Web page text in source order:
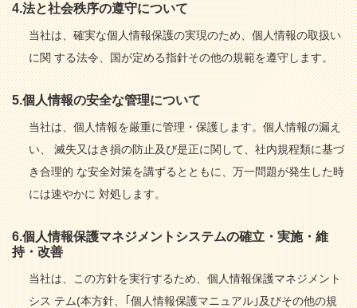
4.法と社会秩序の遵守について
当社は、確実な個人情報保護の実現のため、個人情報の取扱い
に関 する法令、国が定める指針その他の規範を遵守します。
5.個人情報の安全な管理について
当社は、個人情報を厳重に管理・保護します。個人情報の漏え
い、 滅失又はき損の防止及び是正に関して、社内規程類に基づ
き合理的 な安全対策を講ずるとともに、万一問題が発生した時
には速やかに 対処します。
6.個人情報保護マネジメントシステムの確立・実施・維
持・改善
当社は、この方針を実行するため、個人情報保護マネジメント
シス テム(本方針、｢個人情報保護マニュアル｣及びその他の規